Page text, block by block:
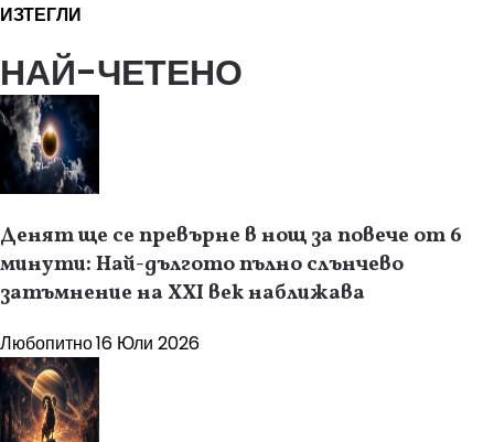
ИЗТЕГЛИ
НАЙ-ЧЕТЕНО
Денят ще се превърне в нощ за повече от 6
минути: Най-дългото пълно слънчево
затъмнение на XXI век наближава
Любопитно16 Юли 2026